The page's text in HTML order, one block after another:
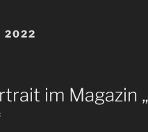
2022
im Magazin